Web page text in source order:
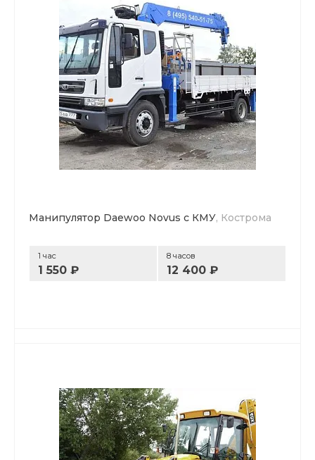
Манипулятор Daewoo Novus с КМУ, Кострома
1 час
1 550 ₽
8 часов
12 400 ₽